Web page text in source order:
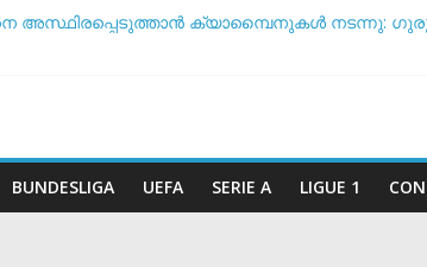
അസ്ഥിരപ്പെടുത്താൻ ക്യാമ്പൈനുകൾ നടന്നു:
BUNDESLIGA UEFA SERIE A LIGUE 1